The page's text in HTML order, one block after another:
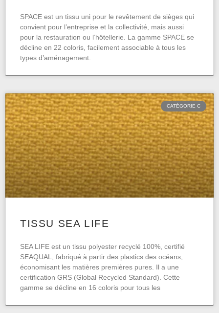
SPACE est un tissu uni pour le revêtement de sièges qui
convient pour l’entreprise et la collectivité, mais aussi
pour la restauration ou l’hôtellerie. La gamme SPACE se
décline en 22 coloris, facilement associable à tous les
types d’aménagement.
CATÉGORIE C
TISSU SEA LIFE
SEA LIFE est un tissu polyester recyclé 100%, certifié
SEAQUAL, fabriqué à partir des plastics des océans,
économisant les matières premières pures. Il a une
certification GRS (Global Recycled Standard). Cette
gamme se décline en 16 coloris pour tous les